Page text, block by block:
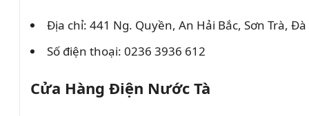
Địa chỉ: 441 Ng. Quyền, An Hải Bắc, Sơn Trà,
Số điện thoại: 0236 3936 612
Cửa Hàng Điện Nước Tà